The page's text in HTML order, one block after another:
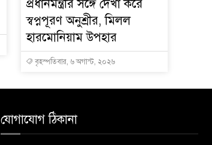
প্রধানমন্ত্রীর সঙ্গে দেখা করে
স্বপ্নপূরণ অনুশ্রীর, মিলল
হারমোনিয়াম উপহার
বৃহস্পতিবার, ৬ অগাস্ট, ২০২৬
যোগাযোগ ঠিকানা